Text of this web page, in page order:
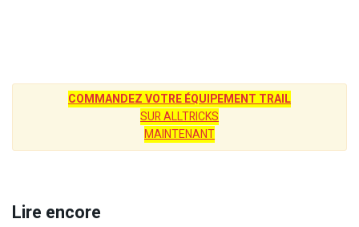
COMMANDEZ VOTRE ÉQUIPEMENT TRAIL
SUR ALLTRICKS
MAINTENANT
Lire encore